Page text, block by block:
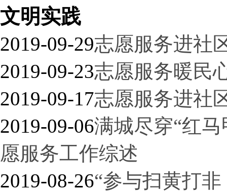
文明实践
2019-09-29志愿服务进社
2019-09-23志愿服务暖民
2019-09-17志愿服务进社
2019-09-06满城尽穿“红
愿服务工作综述
2019-08-26“参与扫黄打